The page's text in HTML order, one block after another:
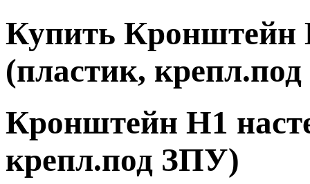
Купить
(пластик,
Кронштейн Н1
крепл.под ЗПУ)